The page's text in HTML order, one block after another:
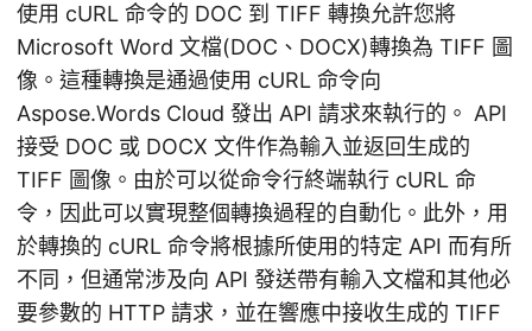
使用 cURL 命令的 DOC 到 TIFF 轉換允許您將
Microsoft Word 文檔(DOC、DOCX)轉換為 TIFF 圖
像。這種轉換是通過使用 cURL 命令向
Aspose.Words Cloud 發出 API 請求來執行的。 API
接受 DOC 或 DOCX 文件作為輸入並返回生成的
TIFF 圖像。由於可以從命令行終端執行 cURL 命
令，因此可以實現整個轉換過程的自動化。此外，用
於轉換的 cURL 命令將根據所使用的特定 API 而有所
不同，但通常涉及向 API 發送帶有輸入文檔和其他必
要參數的 HTTP 請求，並在響應中接收生成的 TIFF